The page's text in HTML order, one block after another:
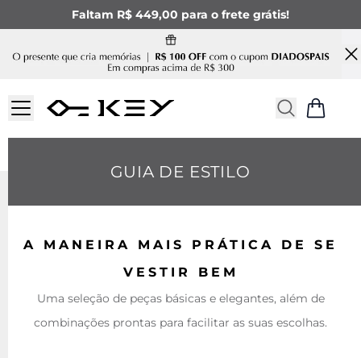
Faltam R$ 449,00 para o frete grátis!
GUIA DE ESTILO
A MANEIRA MAIS PRÁTICA DE SE
VESTIR BEM
Uma seleção de peças básicas e elegantes, além de
combinações prontas para facilitar as suas escolhas.